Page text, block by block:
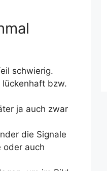
schwierig.
bzw.
ja auch zwar
die Signale
oder auch